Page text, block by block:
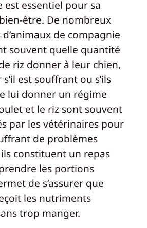
essentiel pour sa
être. De nombreux
de compagnie
souvent quelle quantité
riz donner à leur chien,
est souffrant ou s’ils
lui donner un régime
et le riz sont souvent
par les vétérinaires pour
de problèmes
constituent un repas
les portions
de s’assurer que
les nutriments
trop manger.